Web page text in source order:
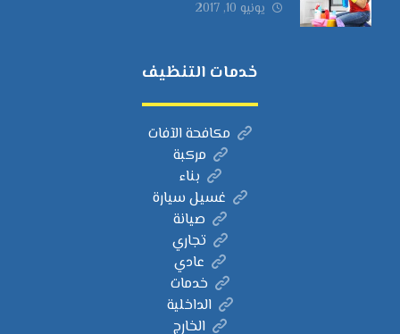
يونيو 10, 2017
خدمات التنظيف
مكافحة الآفات
مركبة
بناء
غسيل سيارة
صيانة
تجاري
عادي
خدمات
الداخلية
الخارج